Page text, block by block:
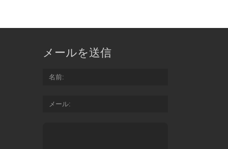
メールを送信
名前
メール